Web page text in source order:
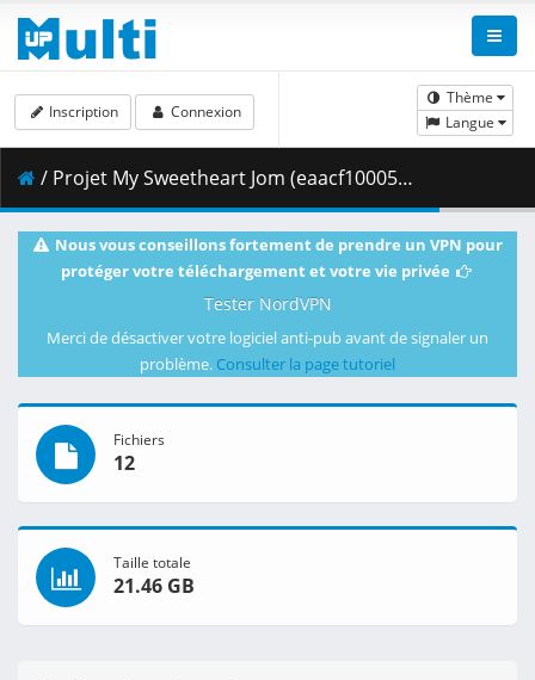
Thème
Langue
Inscription Connexion
/ Projet My Sweetheart Jom (eaacf100050d442406f608b046944ab4)
Nous vous conseillons fortement de prendre un VPN pour
protéger votre téléchargement et votre vie privée
Tester NordVPN
Merci de désactiver votre logiciel anti-pub avant de signaler un
problème. Consulter la page tutoriel
Fichiers
12
Taille totale
21.46 GB